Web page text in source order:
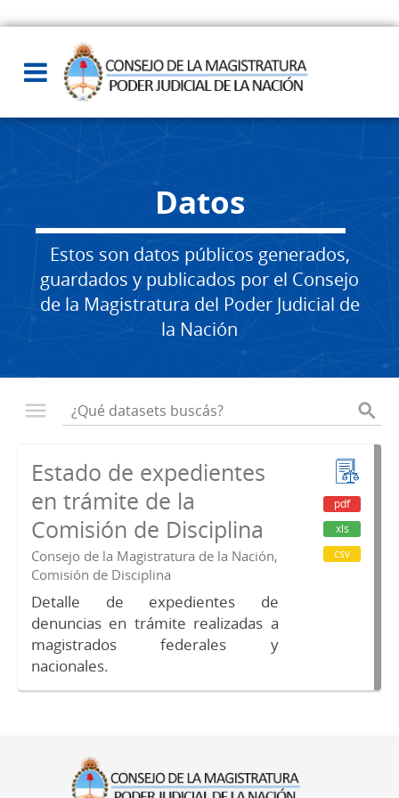
Datos
Estos son datos públicos generados,
guardados y publicados por el Consejo
de la Magistratura del Poder Judicial de
la Nación
Estado de expedientes
en trámite de la
Comisión de Disciplina
Consejo de la Magistratura de la Nación,
Comisión de Disciplina
Detalle de expedientes de
denuncias en trámite realizadas a
magistrados federales y
nacionales.
pdf
xls
csv